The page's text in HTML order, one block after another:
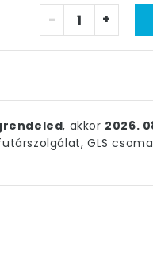
- +
, akkor 2026.
GLS